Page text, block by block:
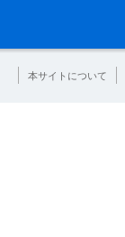
本サイトについて